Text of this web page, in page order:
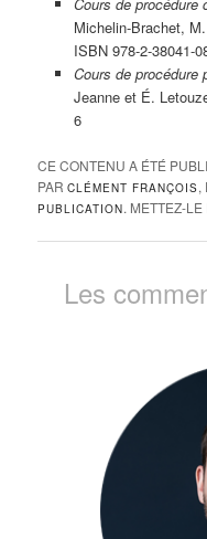
Michelin-Brachet,
ISBN 978-2-38041-
Cours de procédure
Jeanne et É.
6
CE CONTENU A ÉTÉ
PARCLÉMENT FRANÇOIS,
PUBLICATION. METTEZ-LE
Les